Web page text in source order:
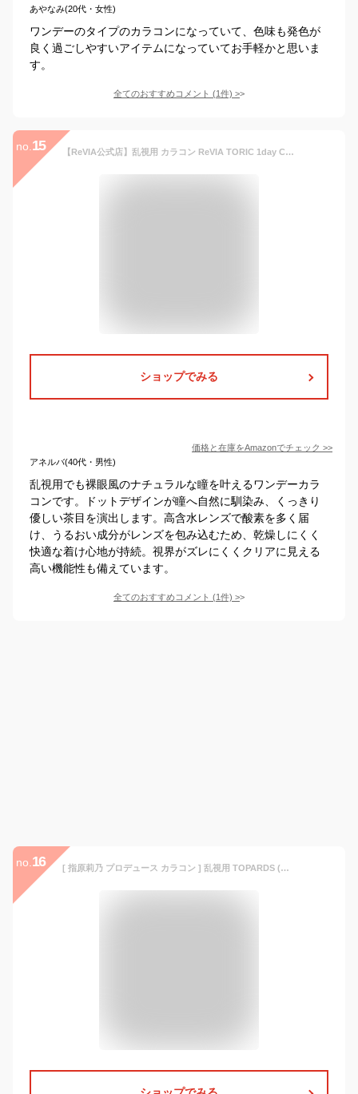
あやなみ(20代・女性)
ワンデーのタイプのカラコンになっていて、色味も発色が
良く過ごしやすいアイテムになっていてお手軽かと思いま
す。
全てのおすすめコメント (1件) >
no. 15 【ReVIA公式店】乱視用 カラコン ReVIA TORIC 1day CIRCLE 【10枚入り】ブラウン PWR:-6.50 CYL:-1.75D AXIS:180°【度あり/度なし】レヴィア トーリック ワンデー サークル Brown KIM CHAEWON（キム・チェウォン）
ショップでみる
価格と在庫をAmazonでチェック >>
アネルバ(40代・男性)
乱視用でも裸眼風のナチュラルな瞳を叶えるワンデーカラ
コンです。ドットデザインが瞳へ自然に馴染み、くっきり
優しい茶目を演出します。高含水レンズで酸素を多く届
け、うるおい成分がレンズを包み込むため、乾燥しにくく
快適な着け心地が持続。視界がズレにくくクリアに見える
高い機能性も備えています。
全てのおすすめコメント (1件) >
no. 16 [ 指原莉乃 プロデュース カラコン ] 乱視用 TOPARDS (トパーズ) ワンデー 10枚入り ストロベリークォーツ (CYL) -0.75 (AX) 180°（度あり）[-4.50]